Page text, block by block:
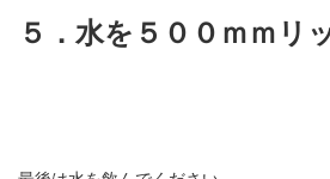
５．水を５００ｍｍリ